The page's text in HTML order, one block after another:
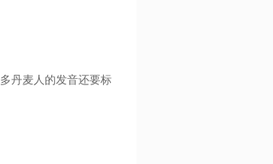
丹麦人的发音还要标